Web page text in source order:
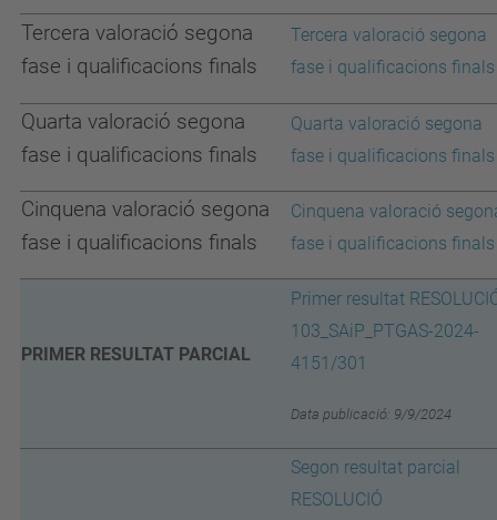
Tercera valoració segona
fase i qualificacions finals
Tercera valoració segona
fase i qualificacions finals
Quarta valoració segona
fase i qualificacions finals
Quarta valoració segona
fase i qualificacions finals
Cinquena valoració segona
fase i qualificacions finals
Cinquena valoració
fase i qualificacions finals
PRIMER RESULTAT PARCIAL
Primer resultat
103_SAiP_PTGAS-2024-
4151/301
Data publicació: 9/9/2024
Segon resultat parcial
RESOLUCIÓ